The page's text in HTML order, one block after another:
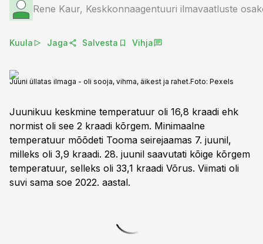
Rene Kaur, Keskkonnaagentuuri ilmavaatluste
Kuula Jaga Salvesta Vihja
Juuni üllatas ilmaga - oli sooja, vihma, äikest ja rahet.Foto: Pexels
Juunikuu keskmine temperatuur oli 16,8 kraadi ehk
normist oli see 2 kraadi kõrgem. Minimaalne
temperatuur mõõdeti Tooma seirejaamas 7. juunil,
milleks oli 3,9 kraadi. 28. juunil saavutati kõige kõrgem
temperatuur, selleks oli 33,1 kraadi Võrus. Viimati oli
suvi sama soe 2022. aastal.